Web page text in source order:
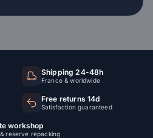
Shipping 24-48h
France & worldwide
Free returns 14d
Satisfaction guaranteed
workshop
reserve repacking